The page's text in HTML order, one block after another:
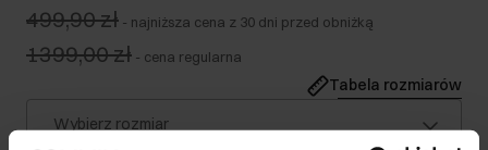
499,90 zł - najniższa cena z 30 dni przed obniżką
1399,00 zł - cena regularna
Tabela rozmiarów
Wybierz rozmiar